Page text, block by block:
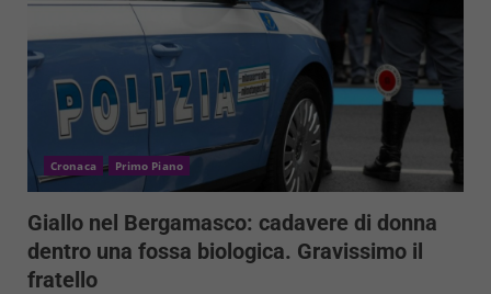
Cronaca Primo Piano
Giallo nel Bergamasco: cadavere di donna
dentro una fossa biologica. Gravissimo il
fratello